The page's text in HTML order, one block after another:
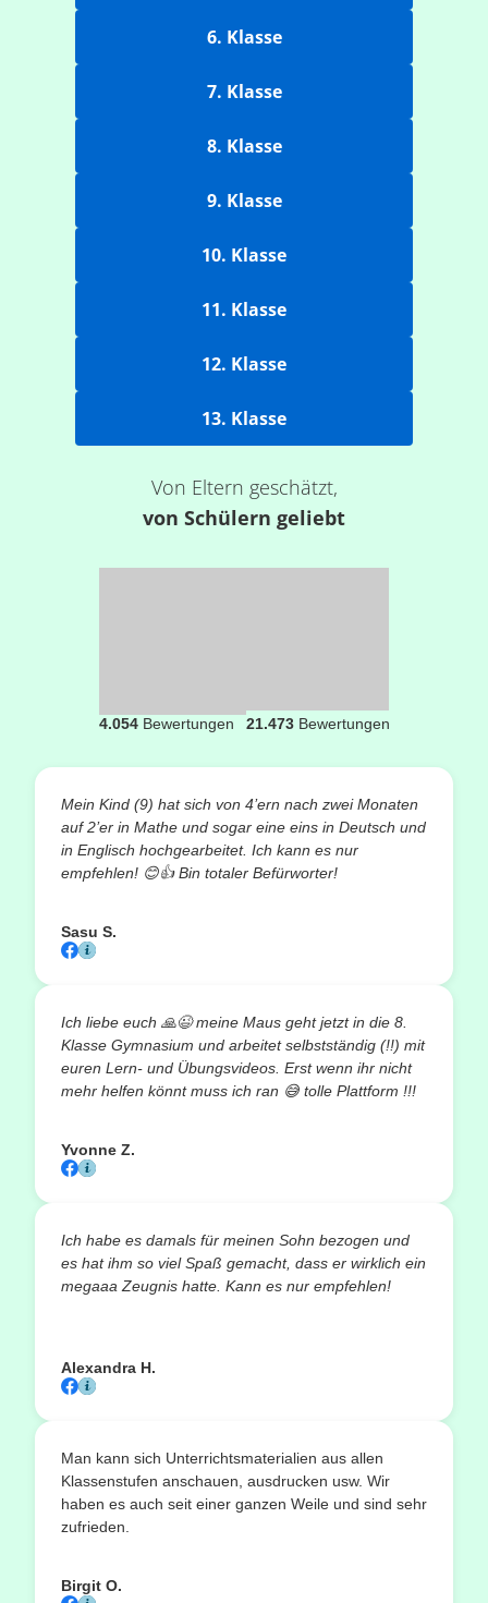
6. Klasse
7. Klasse
8. Klasse
9. Klasse
10. Klasse
11. Klasse
12. Klasse
13. Klasse
Von Eltern geschätzt,
von Schülern geliebt
4.054Bewertungen 21.473Bewertungen
Mein Kind (9) hat sich von 4’ern nach zwei Monaten
auf 2’er in Mathe und sogar eine eins in Deutsch und
in Englisch hochgearbeitet. Ich kann es nur
empfehlen! 😊👍Bin totaler Befürworter!
Sasu S.
Ich liebe euch 🙏😉meine Maus geht jetzt in die 8.
Klasse Gymnasium und arbeitet selbstständig (!!) mit
euren Lern- und Übungsvideos. Erst wenn ihr nicht
mehr helfen könnt muss ich ran 😅 tolle Plattform !!!
Yvonne Z.
Ich habe es damals für meinen Sohn bezogen und
es hat ihm so viel Spaß gemacht, dass er wirklich ein
megaaa Zeugnis hatte. Kann es nur empfehlen!
Alexandra H.
Man kann sich Unterrichtsmaterialien aus allen
Klassenstufen anschauen, ausdrucken usw. Wir
haben es auch seit einer ganzen Weile und sind sehr
zufrieden.
Birgit O.